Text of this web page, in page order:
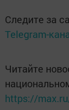
Следите за
Telegram-
Читайте
https://